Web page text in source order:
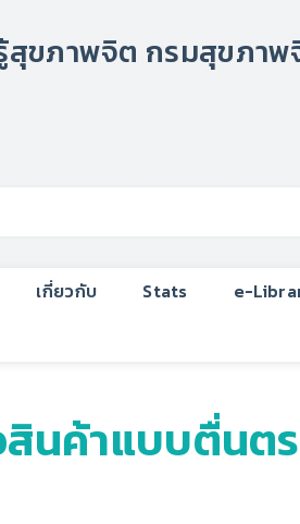
เกี่ยวกับ Stats
e-
นค้าแบบตื่นต